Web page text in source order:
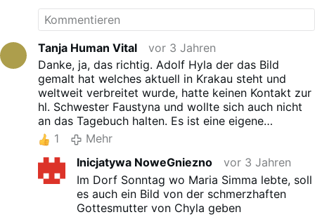
Tanja Human Vital
vor 3 Jahren
Danke, ja, das richtig. Adolf Hyla der das Bild
gemalt hat welches aktuell in Krakau steht und
weltweit verbreitet wurde, hatte keinen Kontakt zur
hl. Schwester Faustyna und wollte sich auch nicht
an das Tagebuch halten. Es ist eine eigene
Interpretation von ihm und nicht das Bild das die hl.
Schwester Faustyna gesehen hat.
1
Mehr
Inicjatywa NoweGniezno
vor 3 Jahren
Im Dorf Sonntag wo Maria Simma lebte, soll
es auch ein Bild von der schmerzhaften
Gottesmutter von Chyla geben